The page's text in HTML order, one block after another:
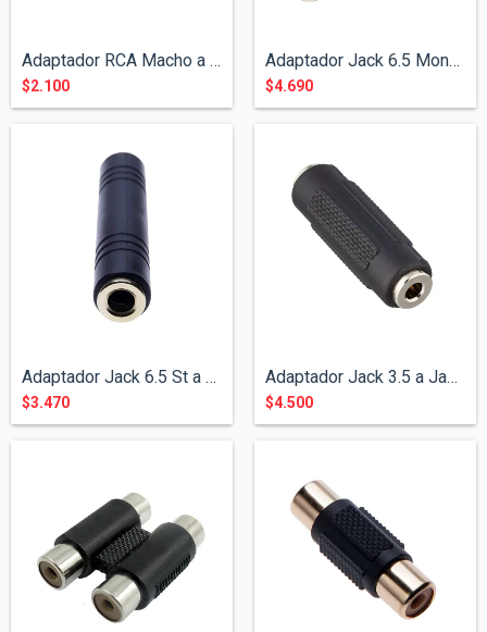
Adaptador RCA Macho a RCA Macho ( Metali...
$2.100
Adaptador Jack 6.5 Mono a Jack 6.5 Mono...
$4.690
Adaptador Jack 6.5 St a Jack 6.5 St
$3.470
Adaptador Jack 3.5 a Jack 3.5
$4.500